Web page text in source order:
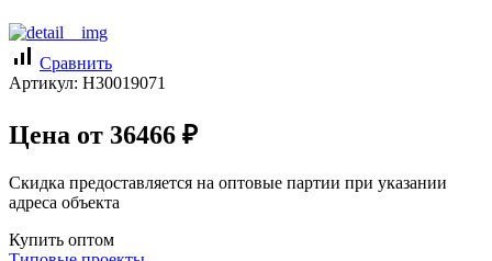
signal_cellular_alt Сравнить
Артикул: Н30019071
Цена от 36466 ₽
Скидка предоставляется на оптовые партии при указании
адреса объекта
Купить оптом